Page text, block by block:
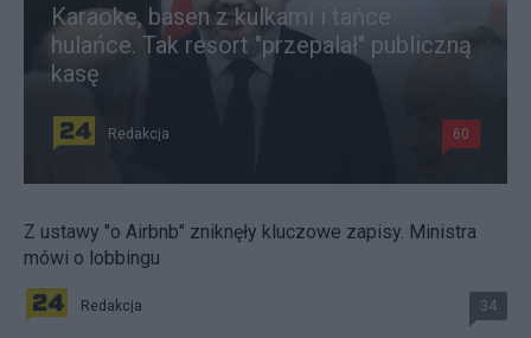
Karaoke, basen z kulkami i tańce
hulańce. Tak resort "przepalał" publiczną
kasę
Redakcja 60
Z ustawy "o Airbnb" zniknęły kluczowe zapisy. Ministra
mówi o lobbingu
Redakcja 34